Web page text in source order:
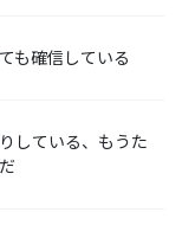
も確信している
している、もうた